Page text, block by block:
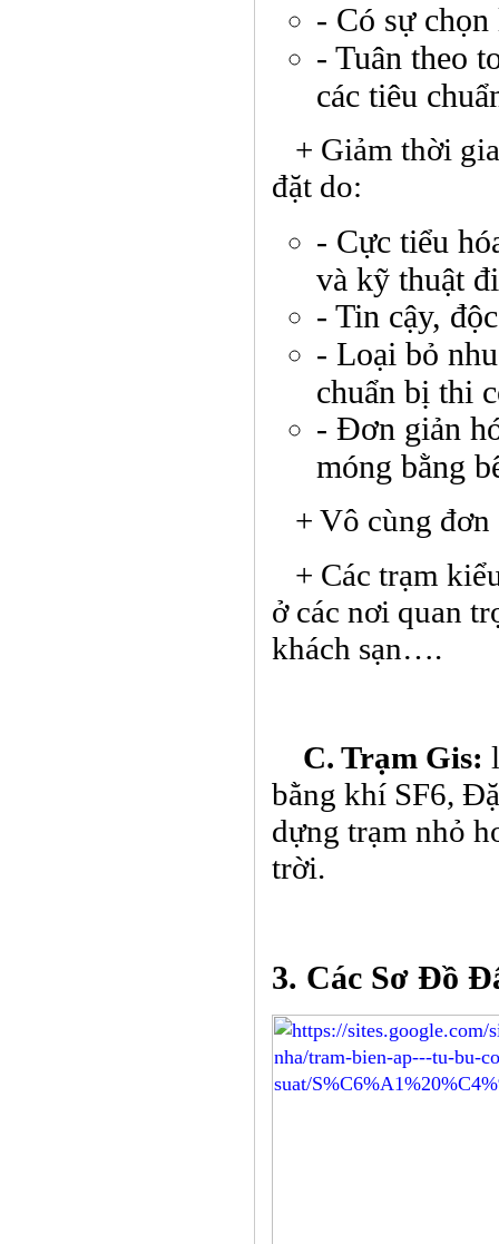
- Có sự
- Tuân theo
các tiêu
+ Giảm thời
đặt do:
- Cực tiểu
và kỹ thuật
- Tin cậy,
- Loại bỏ
chuẩn bị thi
- Đơn giản
móng bằng
+ Vô cùng đơn
+ Các trạm
ở các nơi quan
khách sạn….
C. Trạm Gis:
bằng khí SF6,
dựng trạm nhỏ
trời.
3. Các Sơ Đồ